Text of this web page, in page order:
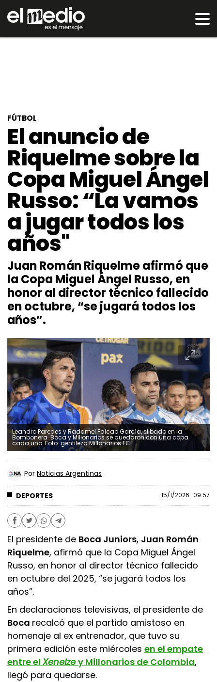
FÚTBOL
El anuncio de
Riquelme sobre la
Copa Miguel Ángel
Russo: “La vamos
a jugar todos los
años"
Juan Román Riquelme afirmó que
la Copa Miguel Ángel Russo, en
honor al director técnico fallecido
en octubre, “se jugará todos los
años”.
Leandro Paredes y Radamel Falcao García, silbado en la
Bombonera. Boca y Millonarios se quedaron con una copa
cada uno. Foto: gentileza Millonarios FC
DEPORTES
Por Noticias Argentinas
15/1/2026 · 09:57
El presidente de Boca Juniors, Juan Román
Riquelme, afirmó que la Copa Miguel Ángel
Russo, en honor al director técnico fallecido
en octubre del 2025, “se jugará todos los
años”.
En declaraciones televisivas, el presidente de
Boca recalcó que el partido amistoso en
homenaje al ex entrenador, que tuvo su
primera edición este miércoles en el empate
entre elXeneizey Millonarios de Colombia,
llegó para quedarse.